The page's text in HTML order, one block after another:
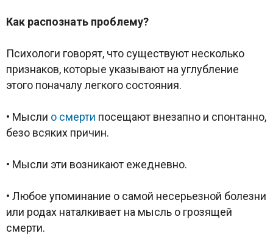
Как распознать проблему?
Психологи говорят, что существуют несколько
признаков, которые указывают на углубление
этого поначалу легкого состояния.
• Мысли о смерти посещают внезапно и спонтанно,
безо всяких причин.
• Мысли эти возникают ежедневно.
• Любое упоминание о самой несерьезной болезни
или родах наталкивает на мысль о грозящей
смерти.